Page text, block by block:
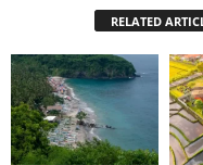
RELATED